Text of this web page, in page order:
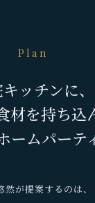
Plan
ッチンに、
材を持ち込
ームパーテ
然が提案するのは、